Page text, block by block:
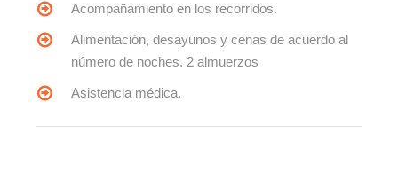
Acompañamiento en los recorridos.
Alimentación, desayunos y cenas de acuerdo al
número de noches. 2 almuerzos
Asistencia médica.